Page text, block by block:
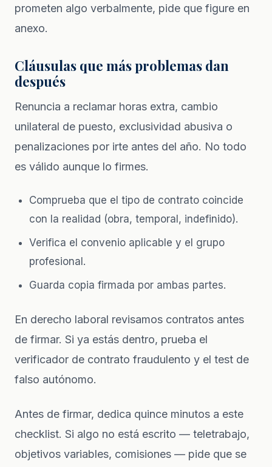
prometen algo verbalmente, pide que figure en
anexo.
Cláusulas que más problemas dan
después
Renuncia a reclamar horas extra, cambio
unilateral de puesto, exclusividad abusiva o
penalizaciones por irte antes del año. No todo
es válido aunque lo firmes.
Comprueba que el tipo de contrato coincide
con la realidad (obra, temporal, indefinido).
Verifica el convenio aplicable y el grupo
profesional.
Guarda copia firmada por ambas partes.
En derecho laboral revisamos contratos antes
de firmar. Si ya estás dentro, prueba el
verificador de contrato fraudulento y el test de
falso autónomo.
Antes de firmar, dedica quince minutos a este
checklist. Si algo no está escrito — teletrabajo,
objetivos variables, comisiones — pide que se